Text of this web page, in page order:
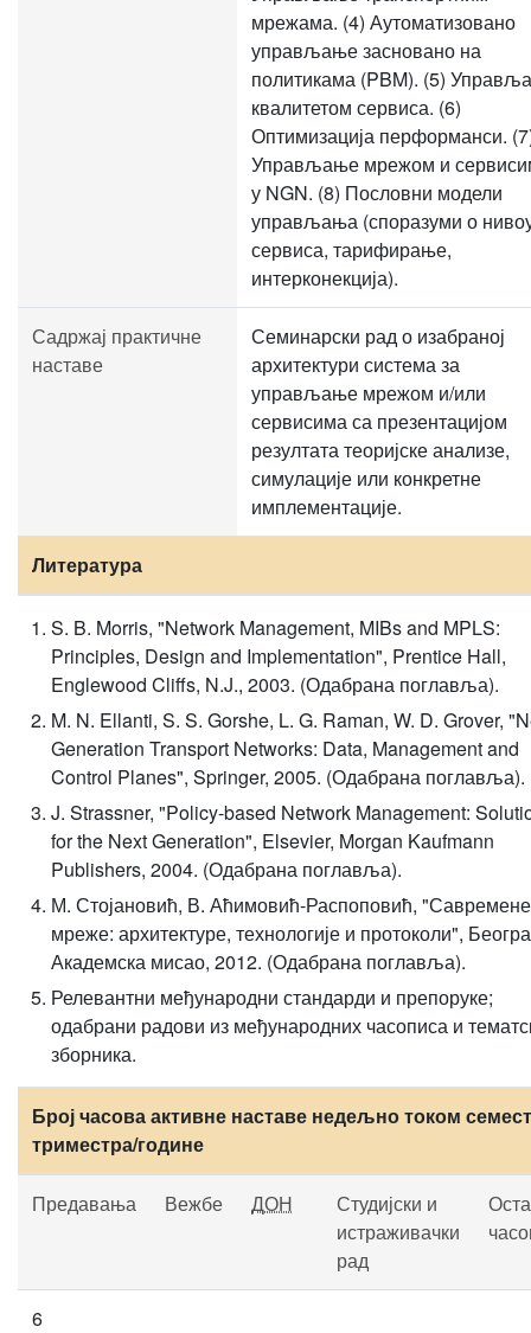
мрежама. (4) Аутоматизовано
управљање засновано на
политикама (PBM). (5)
квалитетом сервиса. (6)
Оптимизација перформанси.
Управљање мрежом и
у NGN. (8) Пословни модели
управљања (споразуми о
сервиса, тарифирање,
интерконекција).
Садржај практичне
наставе
Семинарски рад о изабраној
архитектури система за
управљање мрежом и/или
сервисима са презентацијом
резултата теоријске анализе,
симулације или конкретне
имплементације.
Литература
S. B. Morris, "Network Management, MIBs and MPLS:
Principles, Design and Implementation", Prentice Hall,
Englewood Cliffs, N.J., 2003. (Одабрана поглавља).
M. N. Ellanti, S. S. Gorshe, L. G. Raman, W. D. Grover,
Generation Transport Networks: Data, Management and
Control Planes", Springer, 2005. (Одабрана поглавља).
J. Strassner, "Policy-based Network Management:
for the Next Generation", Elsevier, Morgan Kaufmann
Publishers, 2004. (Одабрана поглавља).
М. Стојановић, В. Аћимовић-Распоповић,
мреже: архитектуре, технологије и протоколи",
Академска мисао, 2012. (Одабрана поглавља).
Релевантни међународни стандарди и препоруке;
одабрани радови из међународних часописа и
зборника.
Број часова активне наставе недељно током
триместра/године
Предавања Вежбе ДОН
Студијски и
истраживачки
рад
6